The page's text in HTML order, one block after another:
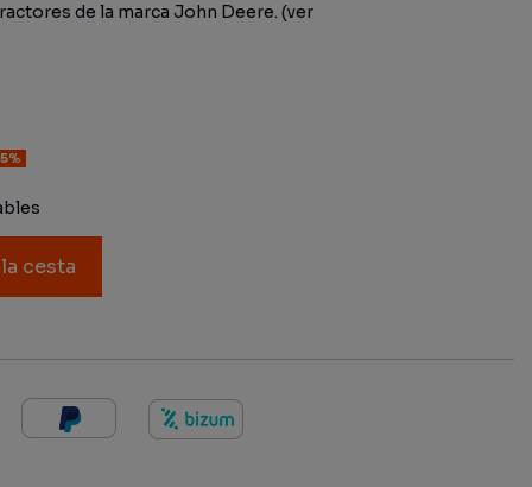
de la marca John Deere. (ver
cesta